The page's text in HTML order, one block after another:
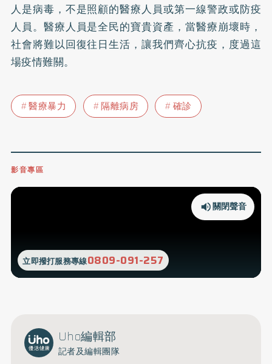
人是病毒，不是照顧的醫療人員或第一線警政或防疫
人員。醫療人員是全民的寶貴資產，當醫療崩壞時，
社會將難以回復往日生活，讓我們齊心抗疫，度過這
場疫情難關。
醫療暴力 隔離病房 確診
影音專區
立即撥打服務專線0809-091-257
關閉聲音
Uho編輯部
記者及編輯團隊